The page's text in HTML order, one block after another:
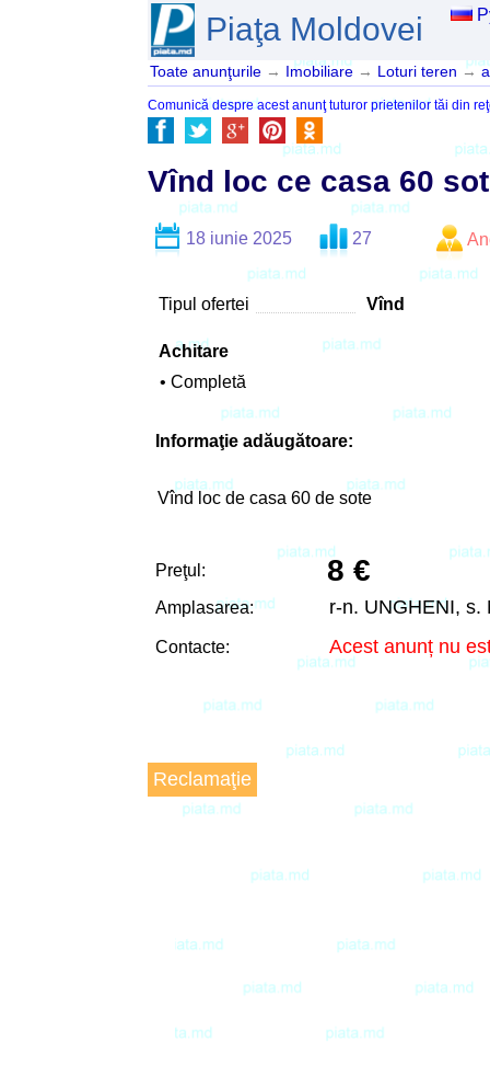
Piaţa Moldovei
Toate anunţurile → Imobiliare → Loturi teren →
Comunică despre acest anunţ tuturor prietenilor tăi din
Vînd loc ce casa 60
18 iunie 2025 27
Tipul ofertei Vînd
Achitare
• Completă
Informaţie adăugătoare:
Vînd loc de casa 60 de sote
Preţul: 8 €
Amplasarea: r-n. UNGHENI, s.
Contacte: Acest anunț nu
Reclamaţie